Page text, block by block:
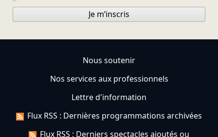
Je m’inscris
Nous soutenir
Nos services aux professionnels
Lettre d'information
Flux RSS : Dernières programmations archivées
Flux RSS : Derniers spectacles ajoutés ou